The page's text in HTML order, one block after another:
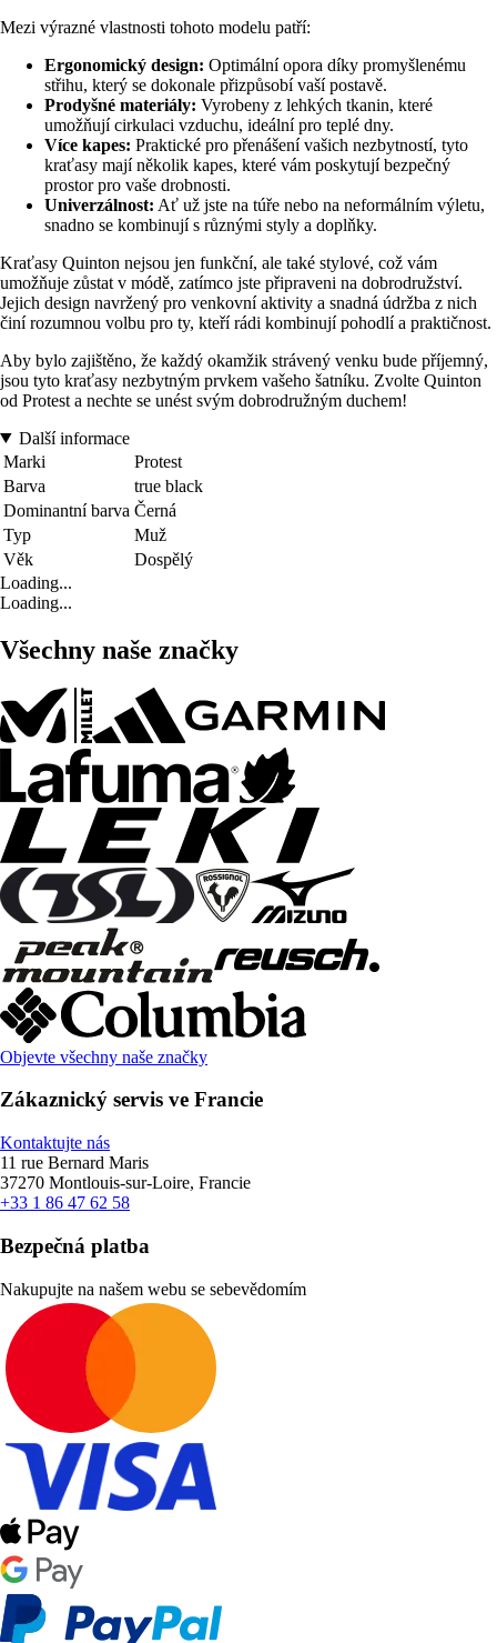
Mezi výrazné vlastnosti tohoto modelu patří:
Ergonomický design: Optimální opora díky promyšlenému
střihu, který se dokonale přizpůsobí vaší postavě.
Prodyšné materiály: Vyrobeny z lehkých tkanin, které
umožňují cirkulaci vzduchu, ideální pro teplé dny.
Více kapes: Praktické pro přenášení vašich nezbytností, tyto
kraťasy mají několik kapes, které vám poskytují bezpečný
prostor pro vaše drobnosti.
Univerzálnost: Ať už jste na túře nebo na neformálním výletu,
snadno se kombinují s různými styly a doplňky.
Kraťasy Quinton nejsou jen funkční, ale také stylové, což vám
umožňuje zůstat v módě, zatímco jste připraveni na dobrodružství.
Jejich design navržený pro venkovní aktivity a snadná údržba z nich
činí rozumnou volbu pro ty, kteří rádi kombinují pohodlí a praktičnost.
Aby bylo zajištěno, že každý okamžik strávený venku bude příjemný,
jsou tyto kraťasy nezbytným prvkem vašeho šatníku. Zvolte Quinton
od Protest a nechte se unést svým dobrodružným duchem!
Další informace
Marki
Protest
Barva
true black
Dominantní barva Černá
Typ
Muž
Věk
Dospělý
Loading...
Loading...
Všechny naše značky
Objevte všechny naše značky
Zákaznický servis ve Francie
Kontaktujte nás
11 rue Bernard Maris
37270 Montlouis-sur-Loire, Francie
+33 1 86 47 62 58
Bezpečná platba
Nakupujte na našem webu se sebevědomím